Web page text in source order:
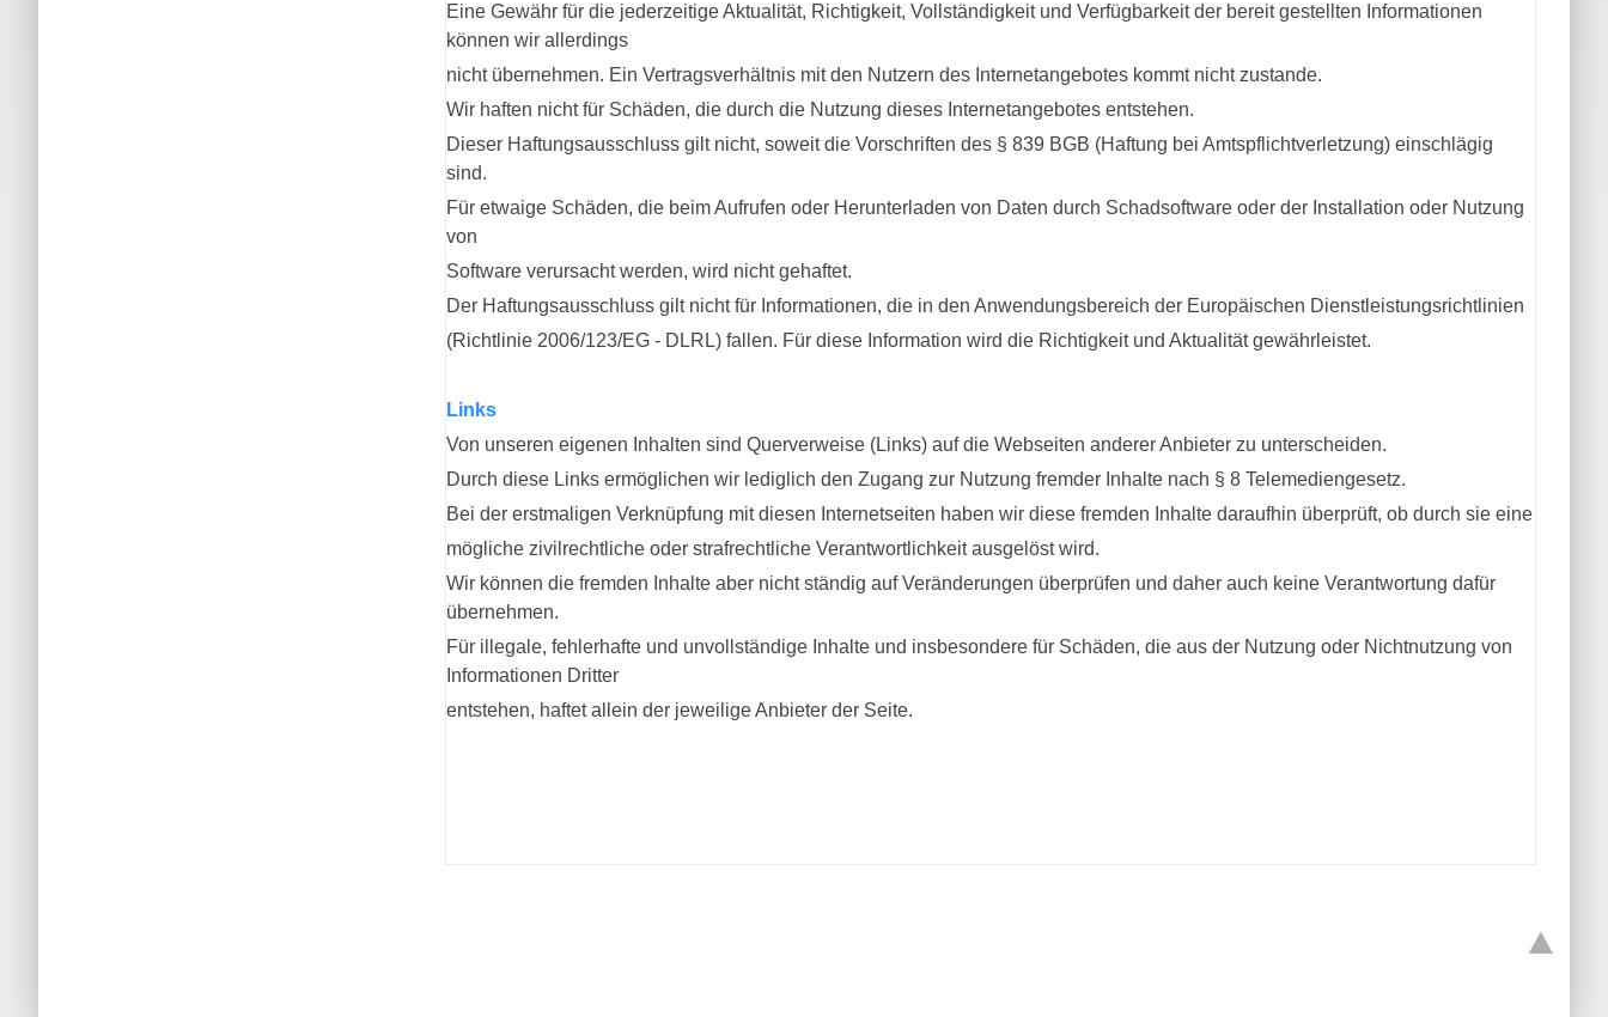
Eine Gewähr für die jederzeitige Aktualität, Richtigkeit, Vollständigkeit und Verfügbarkeit der bereit gestellten Informationen
können wir allerdings
nicht übernehmen. Ein Vertragsverhältnis mit den Nutzern des Internetangebotes kommt nicht zustande.
Wir haften nicht für Schäden, die durch die Nutzung dieses Internetangebotes entstehen.
Dieser Haftungsausschluss gilt nicht, soweit die Vorschriften des § 839 BGB (Haftung bei Amtspflichtverletzung) einschlägig
sind.
Für etwaige Schäden, die beim Aufrufen oder Herunterladen von Daten durch Schadsoftware oder der Installation oder Nutzung
von
Software verursacht werden, wird nicht gehaftet.
Der Haftungsausschluss gilt nicht für Informationen, die in den Anwendungsbereich der Europäischen Dienstleistungsrichtlinien
(Richtlinie 2006/123/EG - DLRL) fallen. Für diese Information wird die Richtigkeit und Aktualität gewährleistet.
Links
Von unseren eigenen Inhalten sind Querverweise (Links) auf die Webseiten anderer Anbieter zu unterscheiden.
Durch diese Links ermöglichen wir lediglich den Zugang zur Nutzung fremder Inhalte nach § 8 Telemediengesetz.
Bei der erstmaligen Verknüpfung mit diesen Internetseiten haben wir diese fremden Inhalte daraufhin überprüft, ob durch sie eine
mögliche zivilrechtliche oder strafrechtliche Verantwortlichkeit ausgelöst wird.
Wir können die fremden Inhalte aber nicht ständig auf Veränderungen überprüfen und daher auch keine Verantwortung dafür
übernehmen.
Für illegale, fehlerhafte und unvollständige Inhalte und insbesondere für Schäden, die aus der Nutzung oder Nichtnutzung von
Informationen Dritter
entstehen, haftet allein der jeweilige Anbieter der Seite.